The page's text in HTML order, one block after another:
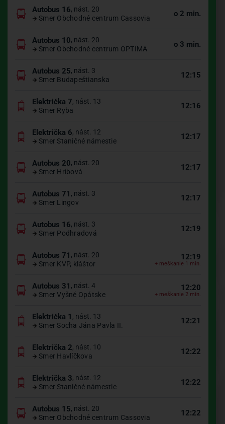
Autobus 16, nást. 20
Smer Obchodné centrum Cassovia
o 2 min.
Autobus 10, nást. 20
Smer Obchodné centrum OPTIMA
o 3 min.
Autobus 25, nást. 3
Smer Budapeštianska
12:15
Električka 7, nást. 13
Smer Ryba
12:16
Električka 6, nást. 12
Smer Staničné námestie
12:17
Autobus 20, nást. 20
Smer Hríbová
12:17
Autobus 71 , nást. 3
Smer Lingov
12:17
Autobus 16, nást. 3
Smer Podhradová
12:19
Autobus 71 , nást. 20
Smer KVP, kláštor
12:19
+ meškanie 1 min.
Autobus 31 , nást. 4
Smer Vyšné Opátske
12:20
+ meškanie 2 min.
Električka 1 , nást. 13
Smer Socha Jána Pavla II.
12:21
Električka 2, nást. 10
Smer Havlíčkova
12:22
Električka 3, nást. 12
Smer Staničné námestie
12:22
Autobus 15, nást. 20
Smer Obchodné centrum Cassovia
12:22